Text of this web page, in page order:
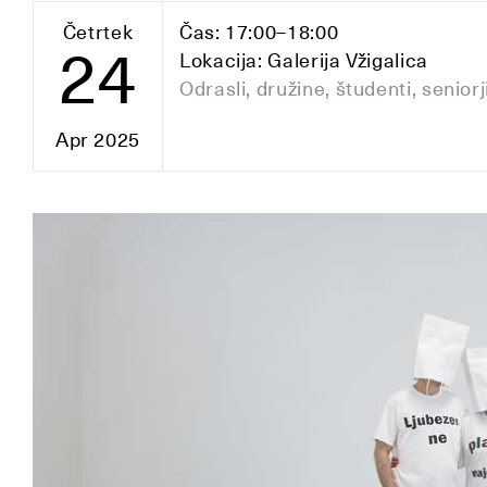
Četrtek
24
Apr 2025
Čas: 17:00–18:00
Lokacija: Galerija Vžigalica
Odrasli, družine, študenti,